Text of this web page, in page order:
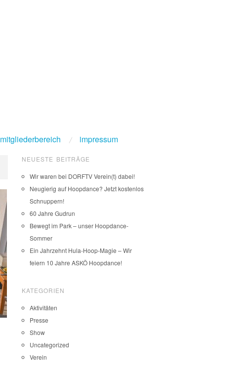
mitgliederbereich impressum
NEUESTE BEITRÄGE
Wir waren bei DORFTV Verein(t) dabei!
Neugierig auf Hoopdance? Jetzt kostenlos
Schnuppern!
60 Jahre Gudrun
Bewegt im Park – unser Hoopdance-
Sommer
Ein Jahrzehnt Hula-Hoop-Magie – Wir
feiern 10 Jahre ASKÖ Hoopdance!
KATEGORIEN
Aktivitäten
Presse
Show
Uncategorized
Verein